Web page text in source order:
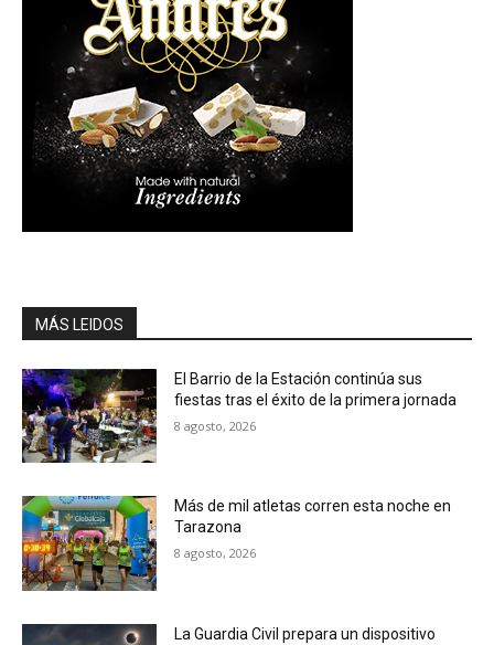
MÁS LEIDOS
El Barrio de la Estación continúa sus
fiestas tras el éxito de la primera jornada
8 agosto, 2026
Más de mil atletas corren esta noche en
Tarazona
8 agosto, 2026
La Guardia Civil prepara un dispositivo